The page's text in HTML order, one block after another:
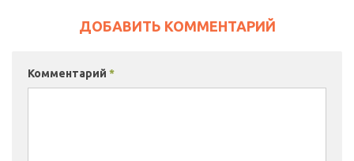
ДОБАВИТЬ КОММЕНТАРИЙ
Комментарий *